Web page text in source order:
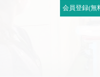
会員登録(無